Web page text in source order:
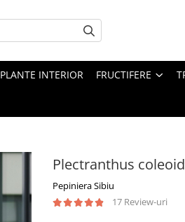
PLANTE INTERIOR FRUCTIFERE
Plectranthus
Pepiniera Sibiu
17 Review-uri